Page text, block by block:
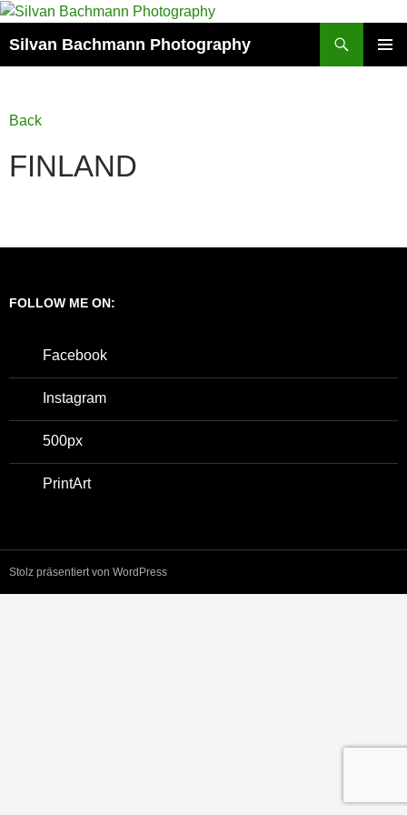
Zum
springen
Silvan Bachmann Photography
Back
FINLAND
FOLLOW ME ON:
Facebook
Instagram
500px
PrintArt
Stolz präsentiert von WordPress